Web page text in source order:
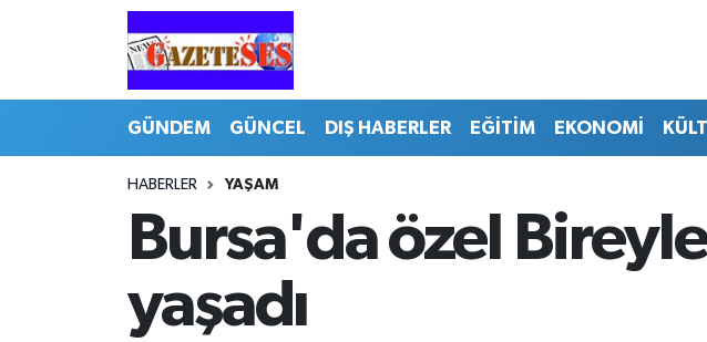
GÜNDEM GÜNCEL DIŞ HABERLER EĞİTİM EKONOMİ
HABERLER YAŞAM
Bursa'da özel
yaşadı